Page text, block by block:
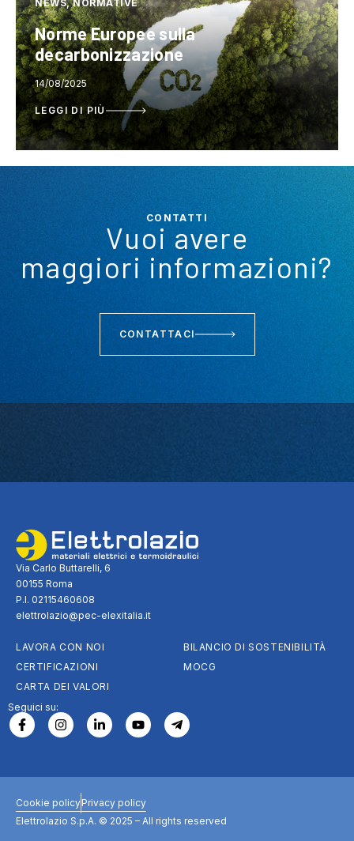
NEWS, NORMATIVE
Norme Europee sulla
decarbonizzazione
14/08/2025
LEGGI DI PIÙ
CONTATTI
Vuoi avere
maggiori informazioni?
CONTATTACI
Via Carlo Buttarelli, 6
00155 Roma
P.I. 02115460608
elettrolazio@pec-elexitalia.it
LAVORA CON NOI
CERTIFICAZIONI
CARTA DEI VALORI
BILANCIO DI SOSTENIBILITÀ
MOCG
Seguici su:
Cookie policyPrivacy policy
Elettrolazio S.p.A. © 2025 – All rights reserved